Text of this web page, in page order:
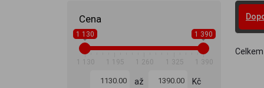
Cena
1 130 1 390
1 130 1 195 1 260 1 325 1 390
až Kč